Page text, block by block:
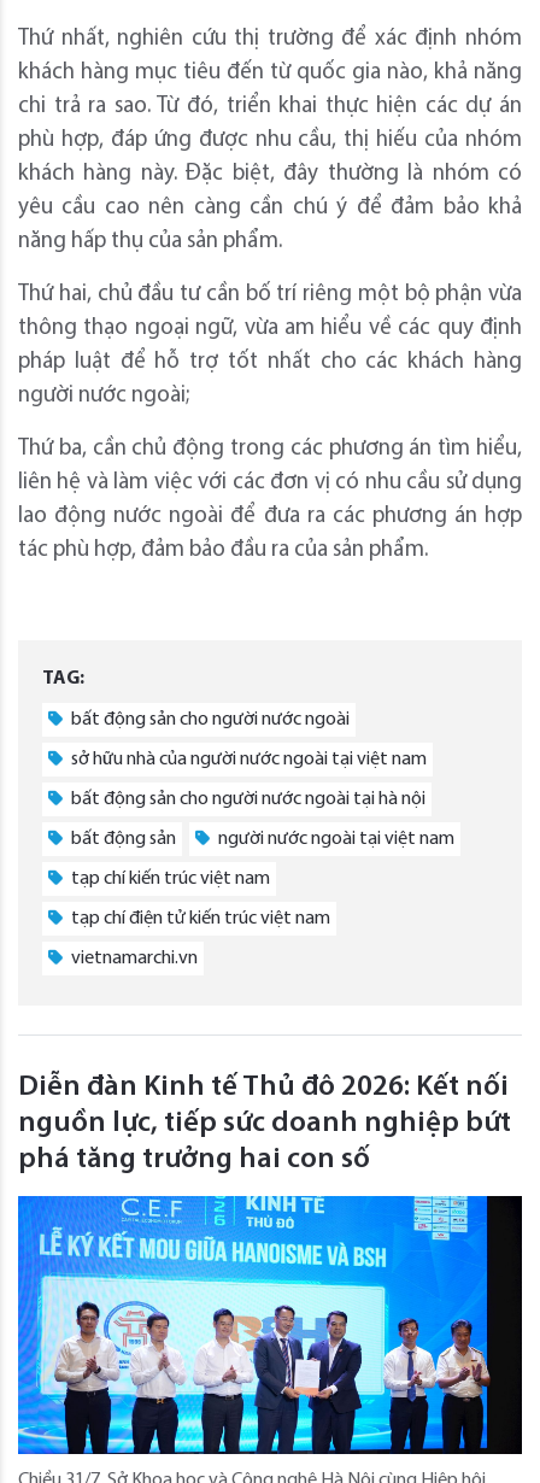
Thứ nhất, nghiên cứu thị trường để xác định nhóm
khách hàng mục tiêu đến từ quốc gia nào, khả năng
chi trả ra sao. Từ đó, triển khai thực hiện các dự án
phù hợp, đáp ứng được nhu cầu, thị hiếu của nhóm
khách hàng này. Đặc biệt, đây thường là nhóm có
yêu cầu cao nên càng cần chú ý để đảm bảo khả
năng hấp thụ của sản phẩm.
Thứ hai, chủ đầu tư cần bố trí riêng một bộ phận vừa
thông thạo ngoại ngữ, vừa am hiểu về các quy định
pháp luật để hỗ trợ tốt nhất cho các khách hàng
người nước ngoài;
Thứ ba, cần chủ động trong các phương án tìm hiểu,
liên hệ và làm việc với các đơn vị có nhu cầu sử dụng
lao động nước ngoài để đưa ra các phương án hợp
tác phù hợp, đảm bảo đầu ra của sản phẩm.
TAG:
bất động sản cho người nước ngoài
sở hữu nhà của người nước ngoài tại việt nam
bất động sản cho người nước ngoài tại hà nội
bất động sản người nước ngoài tại việt nam
tạp chí kiến trúc việt nam
tạp chí điện tử kiến trúc việt nam
vietnamarchi.vn
Diễn đàn Kinh tế Thủ đô 2026: Kết nối
nguồn lực, tiếp sức doanh nghiệp bứt
phá tăng trưởng hai con số